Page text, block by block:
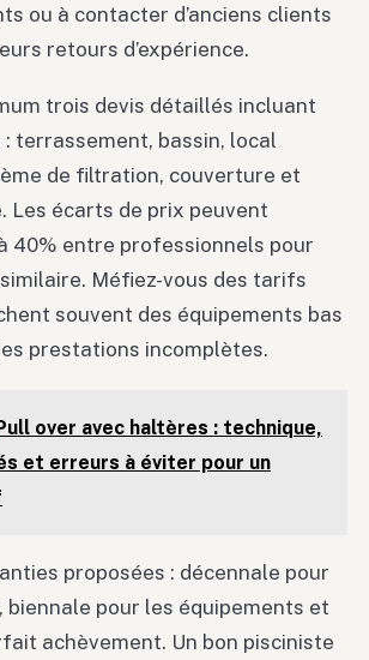
ou à contacter d’anciens clients
retours d’expérience.
trois devis détaillés incluant
terrassement, bassin, local
de filtration, couverture et
Les écarts de prix peuvent
40% entre professionnels pour
Méfiez-vous des tarifs
souvent des équipements bas
prestations incomplètes.
over avec haltères : technique,
et erreurs à éviter pour un
proposées : décennale pour
biennale pour les équipements et
achèvement. Un bon pisciniste